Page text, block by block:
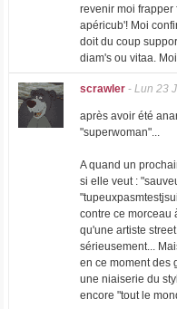
revenir moi frapper
apéricub'! Moi
doit du coup
diam's ou vitaa.
scrawler- Lun 23
après avoir été
"superwoman"...
A quand un
si elle veut :
contre ce morceau
qu'une artiste
sérieusement...
en ce moment des
une niaiserie du
encore "tout le